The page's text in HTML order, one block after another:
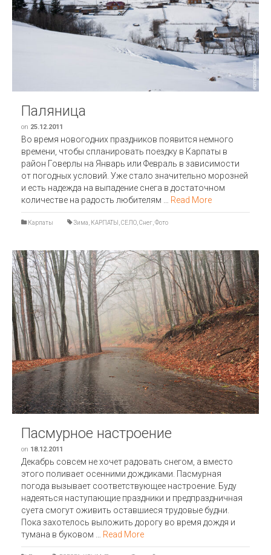
Паляница
on 25.12.2011
Во время новогодних праздников появится немного
времени, чтобы спланировать поездку в Карпаты в
район Говерлы на Январь или Февраль в зависимости
от погодных условий. Уже стало значительно морозней
и есть надежда на выпадение снега в достаточном
количестве на радость любителям … Read More
Карпаты Зима КАРПАТЫ СЕЛО Снег Фото
Пасмурное настроение
on 18.12.2011
Декабрь совсем не хочет радовать снегом, а вместо
этого поливает осенними дождиками. Пасмурная
погода вызывает соответствующее настроение. Буду
надеяться наступающие праздники и предпраздничная
суета смогут оживить оставшиеся трудовые будни.
Пока захотелось выложить дорогу во время дождя и
тумана в буковом … Read More